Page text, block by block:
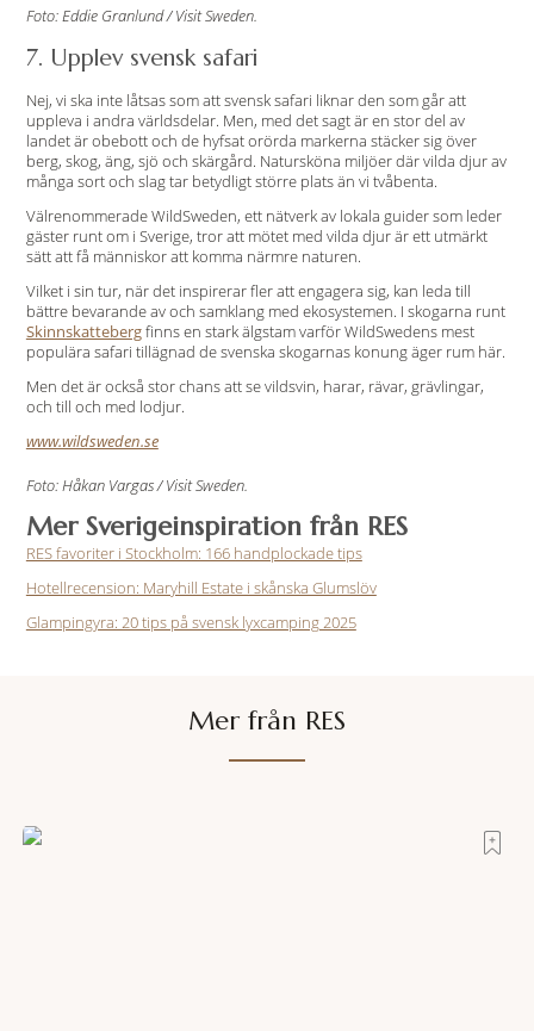
Foto: Eddie Granlund / Visit Sweden.
7. Upplev svensk safari
Nej, vi ska inte låtsas som att svensk safari liknar den som går att
uppleva i andra världsdelar. Men, med det sagt är en stor del av
landet är obebott och de hyfsat orörda markerna stäcker sig över
berg, skog, äng, sjö och skärgård. Natursköna miljöer där vilda djur av
många sort och slag tar betydligt större plats än vi tvåbenta.
Välrenommerade WildSweden, ett nätverk av lokala guider som leder
gäster runt om i Sverige, tror att mötet med vilda djur är ett utmärkt
sätt att få människor att komma närmre naturen.
Vilket i sin tur, när det inspirerar fler att engagera sig, kan leda till
bättre bevarande av och samklang med ekosystemen. I skogarna runt
Skinnskattebergfinns en stark älgstam varför WildSwedens mest
populära safari tillägnad de svenska skogarnas konung äger rum här.
Men det är också stor chans att se vildsvin, harar, rävar, grävlingar,
och till och med lodjur.
www.wildsweden.se
Foto: Håkan Vargas / Visit Sweden.
Mer Sverigeinspiration från RES
RES favoriter i Stockholm: 166 handplockade tips
Hotellrecension: Maryhill Estate i skånska Glumslöv
Glampingyra: 20 tips på svensk lyxcamping 2025
Mer från RES